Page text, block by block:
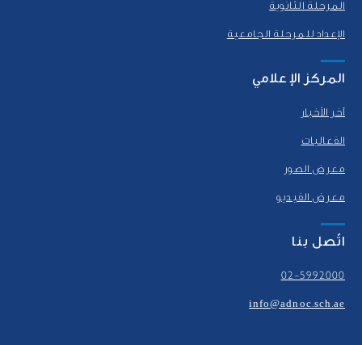
المرحلة الثانوية
الإعداد للمرحلة الجامعية
المركز الإعلامي
آخر الأخبار
الفعاليات
معرض الصور
معرض الفيديو
اتّصل بنا
02-5992000
info@adnoc.sch.ae